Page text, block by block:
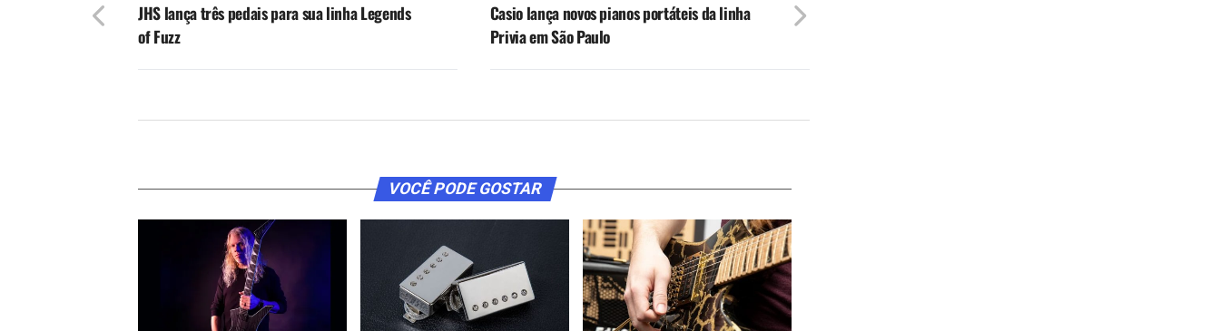
Casio lança novos pianos portáteis da linha
Privia em São Paulo
JHS lança três pedais para sua linha Legends
of Fuzz
VOCÊ PODE GOSTAR